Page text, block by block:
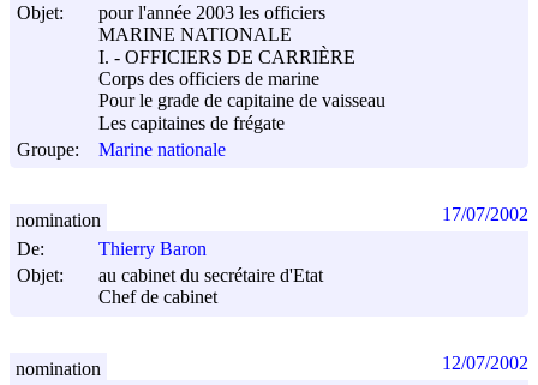
Objet:
pour l'année 2003 les officiers
MARINE NATIONALE
I. - OFFICIERS DE CARRIÈRE
Corps des officiers de marine
Pour le grade de capitaine de vaisseau
Les capitaines de frégate
Groupe:
Marine nationale
De:
Thierry Baron
Objet:
au cabinet du secrétaire d'Etat
Chef de cabinet
nomination 17/07/2002
nomination 12/07/2002